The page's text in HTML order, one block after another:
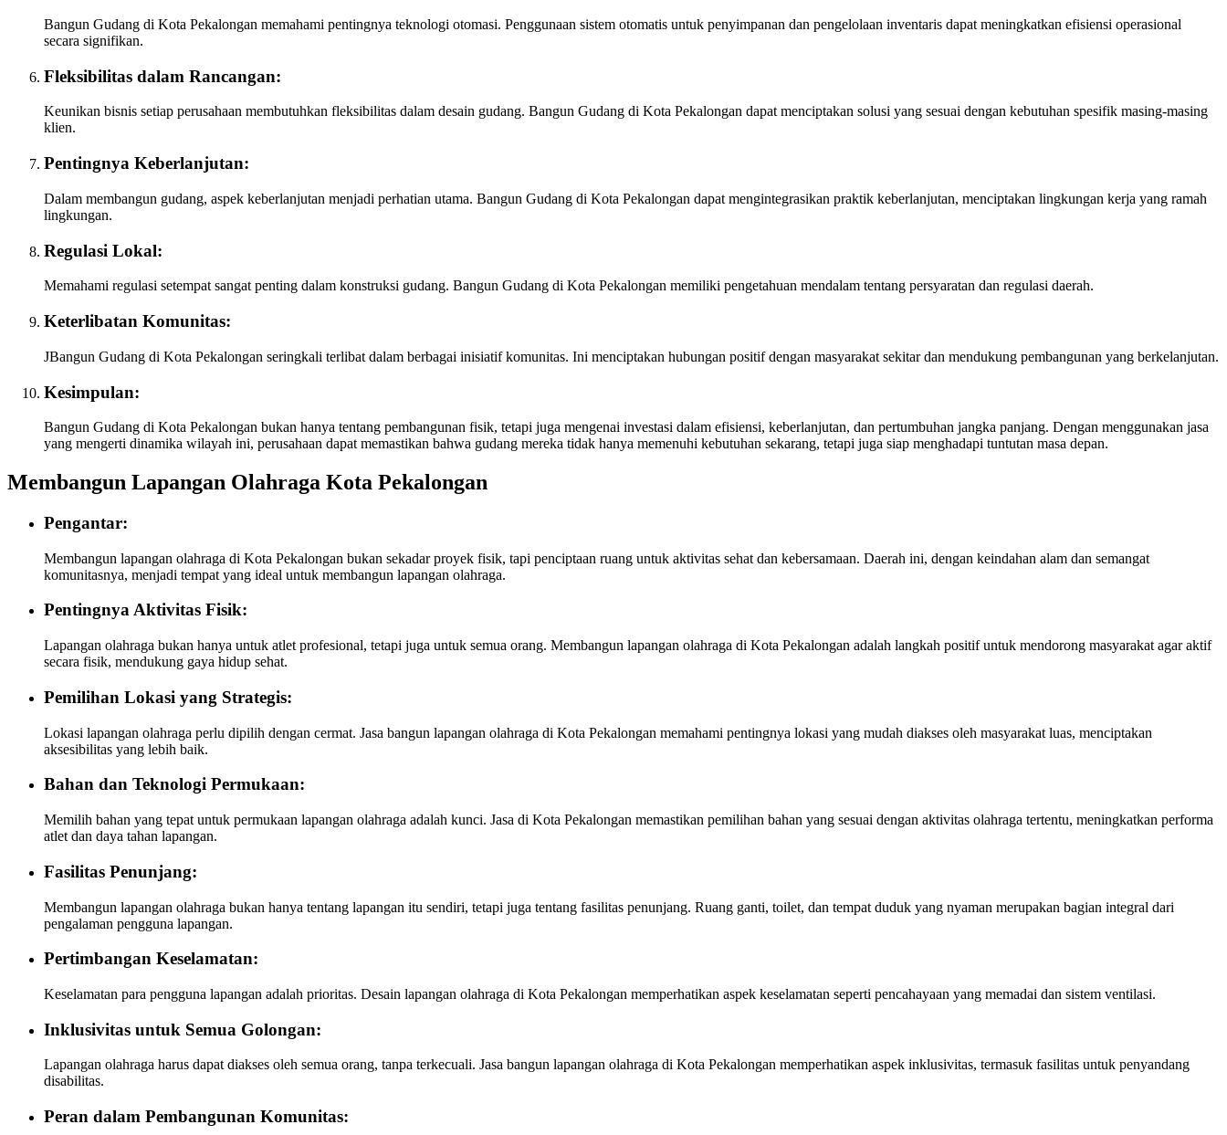
Bangun Gudang di Kota Pekalongan memahami pentingnya teknologi otomasi. Penggunaan sistem otomatis untuk penyimpanan dan pengelolaan inventaris dapat meningkatkan efisiensi operasional
secara signifikan.
Fleksibilitas dalam Rancangan:
Keunikan bisnis setiap perusahaan membutuhkan fleksibilitas dalam desain gudang. Bangun Gudang di Kota Pekalongan dapat menciptakan solusi yang sesuai dengan kebutuhan spesifik masing-masing
klien.
Pentingnya Keberlanjutan:
Dalam membangun gudang, aspek keberlanjutan menjadi perhatian utama. Bangun Gudang di Kota Pekalongan dapat mengintegrasikan praktik keberlanjutan, menciptakan lingkungan kerja yang ramah
lingkungan.
Regulasi Lokal:
Memahami regulasi setempat sangat penting dalam konstruksi gudang. Bangun Gudang di Kota Pekalongan memiliki pengetahuan mendalam tentang persyaratan dan regulasi daerah.
Keterlibatan Komunitas:
JBangun Gudang di Kota Pekalongan seringkali terlibat dalam berbagai inisiatif komunitas. Ini menciptakan hubungan positif dengan masyarakat sekitar dan mendukung pembangunan yang berkelanjutan.
Kesimpulan:
Bangun Gudang di Kota Pekalongan bukan hanya tentang pembangunan fisik, tetapi juga mengenai investasi dalam efisiensi, keberlanjutan, dan pertumbuhan jangka panjang. Dengan menggunakan jasa
yang mengerti dinamika wilayah ini, perusahaan dapat memastikan bahwa gudang mereka tidak hanya memenuhi kebutuhan sekarang, tetapi juga siap menghadapi tuntutan masa depan.
Membangun Lapangan Olahraga Kota Pekalongan
Pengantar:
Membangun lapangan olahraga di Kota Pekalongan bukan sekadar proyek fisik, tapi penciptaan ruang untuk aktivitas sehat dan kebersamaan. Daerah ini, dengan keindahan alam dan semangat
komunitasnya, menjadi tempat yang ideal untuk membangun lapangan olahraga.
Pentingnya Aktivitas Fisik:
Lapangan olahraga bukan hanya untuk atlet profesional, tetapi juga untuk semua orang. Membangun lapangan olahraga di Kota Pekalongan adalah langkah positif untuk mendorong masyarakat agar aktif
secara fisik, mendukung gaya hidup sehat.
Pemilihan Lokasi yang Strategis:
Lokasi lapangan olahraga perlu dipilih dengan cermat. Jasa bangun lapangan olahraga di Kota Pekalongan memahami pentingnya lokasi yang mudah diakses oleh masyarakat luas, menciptakan
aksesibilitas yang lebih baik.
Bahan dan Teknologi Permukaan:
Memilih bahan yang tepat untuk permukaan lapangan olahraga adalah kunci. Jasa di Kota Pekalongan memastikan pemilihan bahan yang sesuai dengan aktivitas olahraga tertentu, meningkatkan performa
atlet dan daya tahan lapangan.
Fasilitas Penunjang:
Membangun lapangan olahraga bukan hanya tentang lapangan itu sendiri, tetapi juga tentang fasilitas penunjang. Ruang ganti, toilet, dan tempat duduk yang nyaman merupakan bagian integral dari
pengalaman pengguna lapangan.
Pertimbangan Keselamatan:
Keselamatan para pengguna lapangan adalah prioritas. Desain lapangan olahraga di Kota Pekalongan memperhatikan aspek keselamatan seperti pencahayaan yang memadai dan sistem ventilasi.
Inklusivitas untuk Semua Golongan:
Lapangan olahraga harus dapat diakses oleh semua orang, tanpa terkecuali. Jasa bangun lapangan olahraga di Kota Pekalongan memperhatikan aspek inklusivitas, termasuk fasilitas untuk penyandang
disabilitas.
Peran dalam Pembangunan Komunitas: